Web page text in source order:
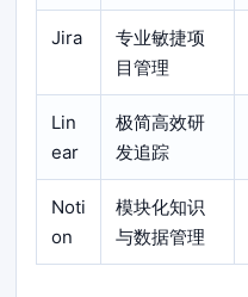
Jira
专业敏捷项
目管理
Lin
ear
极简高效研
发追踪
Noti
on
模块化知识
与数据管理